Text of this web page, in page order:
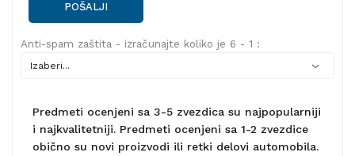
POŠALJI
Anti-spam zaštita - izračunajte koliko je 6 - 1 :
Predmeti ocenjeni sa 3-5 zvezdica su najpopularniji
i najkvalitetniji. Predmeti ocenjeni sa 1-2 zvezdice
obično su novi proizvodi ili retki delovi automobila.